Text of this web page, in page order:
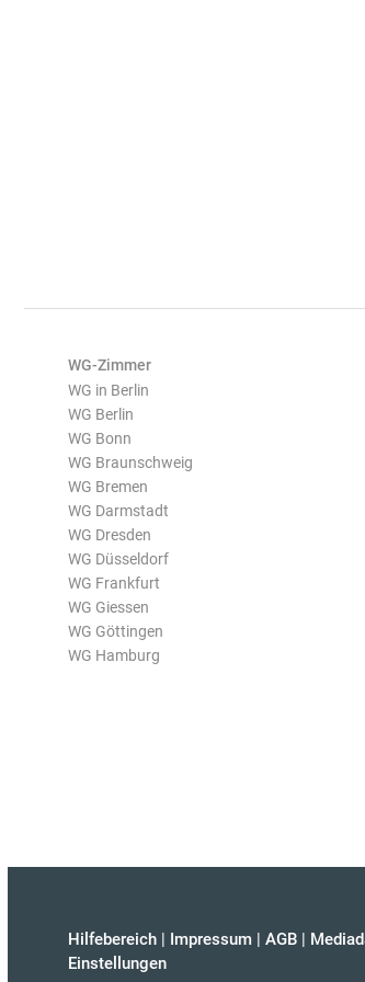
WG-Zimmer
WG in Berlin
WG Berlin
WG Bonn
WG Braunschweig
WG Bremen
WG Darmstadt
WG Dresden
WG Düsseldorf
WG Frankfurt
WG Giessen
WG Göttingen
WG Hamburg
Hilfebereich | Impressum | AGB |
Einstellungen